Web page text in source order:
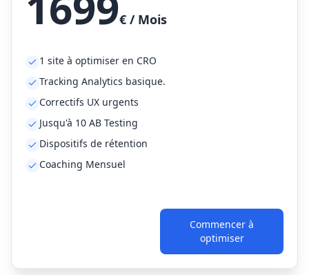
€ / Mois
1 site à optimiser en CRO
Tracking Analytics basique.
Correctifs UX urgents
Jusqu'à 10 AB Testing
Dispositifs de rétention
Coaching Mensuel
Commencer à
optimiser